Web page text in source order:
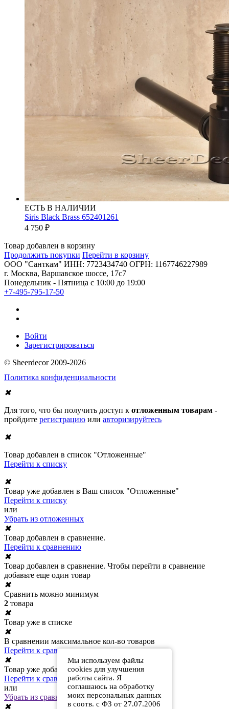
ЕСТЬ В НАЛИЧИИ
Siris Black Brass 652401261
4 750 ₽
Товар добавлен в корзину
Продолжить покупки Перейти в корзину
ООО "Санткам" ИНН: 7723434740 ОГРН: 1167746227989
г. Москва, Варшавское шоссе, 17с7
Понедельник - Пятница с 10:00 до 19:00
+7-495-795-17-50
Войти
Зарегистрироваться
© Sheerdecor 2009-2026
Политика конфиденциальности
Мы используем файлы
cookies для улучшения
работы сайта. Я
соглашаюсь на обработку
моих персональных данных
в соотв. с ФЗ от 27.07.2006
✖
Для того, что бы получить доступ к отложенным товарам -
пройдите регистрацию или авторизируйтесь
✖
Товар добавлен в список "Отложенные"
Перейти к списку
✖
Товар уже добавлен в Ваш список "Отложенные"
Перейти к списку
или
Убрать из отложенных
✖
Товар добавлен в сравнение.
Перейти к сравнению
✖
Товар добавлен в сравнение. Чтобы перейти в сравнение
добавьте еще один товар
✖
Сравнить можно минимум
2 товара
✖
Товар уже в списке
✖
В сравнении максимальное кол-во товаров
Перейти к сравнению
✖
Товар уже добавлен в сравнение
Перейти к сравнению
или
Убрать из сравнения
✖